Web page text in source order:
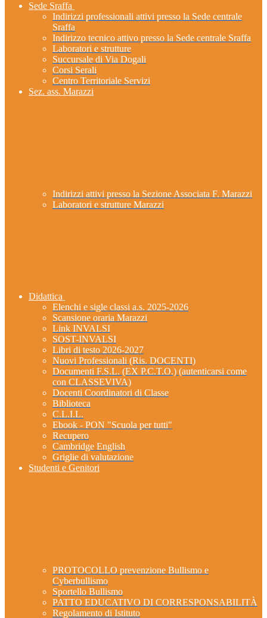
Sede Sraffa
Indirizzi professionali attivi presso la Sede centrale
Sraffa
Indirizzo tecnico attivo presso la Sede centrale Sraffa
Laboratori e strutture
Succursale di Via Dogali
Corsi Serali
Centro Territoriale Servizi
Sez. ass. Marazzi
Indirizzi attivi presso la Sezione Associata F. Marazzi
Laboratori e strutture Marazzi
Didattica
Elenchi e sigle classi a.s. 2025-2026
Scansione oraria Marazzi
Link INVALSI
SOST-INVALSI
Libri di testo 2026-2027
Nuovi Professionali (Ris. DOCENTI)
Documenti F.S.L. (EX P.C.T.O.) (autenticarsi come
con CLASSEVIVA)
Docenti Coordinatori di Classe
Biblioteca
C.L.I.L.
Ebook - PON "Scuola per tutti"
Recupero
Cambridge English
Griglie di valutazione
Studenti e Genitori
PROTOCOLLO prevenzione Bullismo e
Cyberbullismo
Sportello Bullismo
PATTO EDUCATIVO DI CORRESPONSABILITÀ
Regolamento di Istituto